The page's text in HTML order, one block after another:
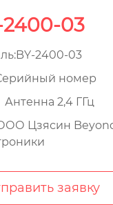
2400-03
2400-03
номер
Антенна 2,4 ГГц
Цзясин
заявку